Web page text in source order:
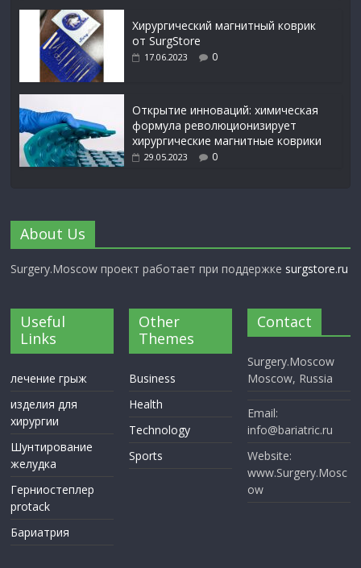
Xирургический магнитный коврик
от SurgStore
17.06.2023 0
Открытие инноваций: химическая
формула революционизирует
хирургические магнитные коврики
29.05.2023 0
About Us
Surgery.Moscow проект работает при поддержке surgstore.ru
Useful
Links
лечение грыж
изделия для
хирургии
Шунтирование
желудка
Герниостеплер
protack
Бариатрия
Other
Themes
Business
Health
Technology
Sports
Contact
Surgery.Moscow
Moscow, Russia
Email:
info@bariatric.ru
Website:
www.Surgery.Mosc
ow